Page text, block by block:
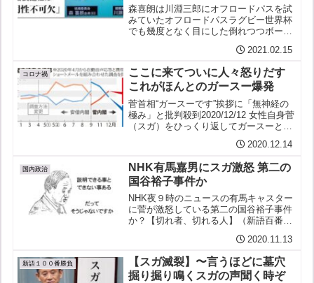
森喜朗は川淵三郎にオフロードパスを試
みていたオフロードパスラグビー世界杯
でも幾度となく目にした倒れつつボール
ー昔はこーゆーのなかったがななんと森
喜朗も川淵三郎にオフロードパスを試み
ていたスガ政権の動きは「...
2021.02.15
コロナ禍
ここに来てついに人々怒りだす
これがほんとのガースー爆発
菅首相“ガースーです”挨拶に「無神経の
極み」と批判殺到2020/12/12 女性自身菅
（スガ）をひっくり返してガースーとい
布している私が目にするものはほとんど
すべてスガへの激しい批判や侮蔑をこめ
たものそれ...
2020.12.14
国内政治
NHK有馬嘉男にスガ激怒 第二の
国谷裕子事件か
NHK夜９時のニュースの有馬キャスター
に菅が激怒している第二の国谷裕子事件
か？【切れ者、切れる人】（新語百番勝
例】スガがNHKのニュース番組で受けた
質問が事前調整になかったものだとか言
って激怒してるらしいよ...
2020.11.13
新語１００番勝負
【スガ滅裂】〜言うほどに墓穴
掘り掘り鳴くスガの声聞く時ぞ